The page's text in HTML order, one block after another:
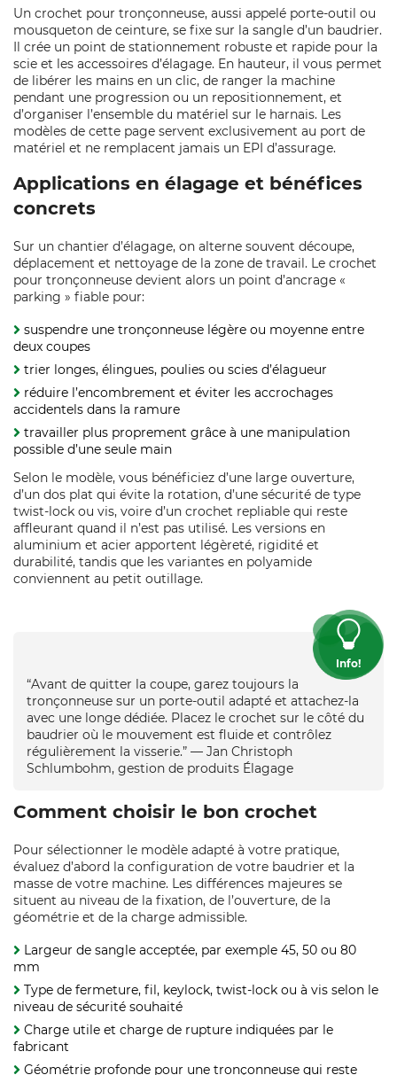
Un crochet pour tronçonneuse, aussi appelé porte‑outil ou
mousqueton de ceinture, se fixe sur la sangle d’un baudrier.
Il crée un point de stationnement robuste et rapide pour la
scie et les accessoires d’élagage. En hauteur, il vous permet
de libérer les mains en un clic, de ranger la machine
pendant une progression ou un repositionnement, et
d’organiser l’ensemble du matériel sur le harnais. Les
modèles de cette page servent exclusivement au port de
matériel et ne remplacent jamais un EPI d’assurage.
Applications en élagage et bénéfices
concrets
Sur un chantier d’élagage, on alterne souvent découpe,
déplacement et nettoyage de la zone de travail. Le crochet
pour tronçonneuse devient alors un point d’ancrage «
parking » fiable pour:
suspendre une tronçonneuse légère ou moyenne entre
deux coupes
trier longes, élingues, poulies ou scies d’élagueur
réduire l’encombrement et éviter les accrochages
accidentels dans la ramure
travailler plus proprement grâce à une manipulation
possible d’une seule main
Selon le modèle, vous bénéficiez d’une large ouverture,
d’un dos plat qui évite la rotation, d’une sécurité de type
twist‑lock ou vis, voire d’un crochet repliable qui reste
affleurant quand il n’est pas utilisé. Les versions en
aluminium et acier apportent légèreté, rigidité et
durabilité, tandis que les variantes en polyamide
conviennent au petit outillage.
Info!
“Avant de quitter la coupe, garez toujours la
tronçonneuse sur un porte‑outil adapté et attachez‑la
avec une longe dédiée. Placez le crochet sur le côté du
baudrier où le mouvement est fluide et contrôlez
régulièrement la visserie.” — Jan Christoph
Schlumbohm, gestion de produits Élagage
Comment choisir le bon crochet
Pour sélectionner le modèle adapté à votre pratique,
évaluez d’abord la configuration de votre baudrier et la
masse de votre machine. Les différences majeures se
situent au niveau de la fixation, de l’ouverture, de la
géométrie et de la charge admissible.
Largeur de sangle acceptée, par exemple 45, 50 ou 80
mm
Type de fermeture, fil, keylock, twist‑lock ou à vis selon le
niveau de sécurité souhaité
Charge utile et charge de rupture indiquées par le
fabricant
Géométrie profonde pour une tronçonneuse qui reste